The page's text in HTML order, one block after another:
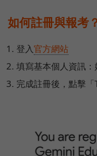
如何註冊與報考
登入官方網站
填寫基本個人資訊
完成註冊後，點擊